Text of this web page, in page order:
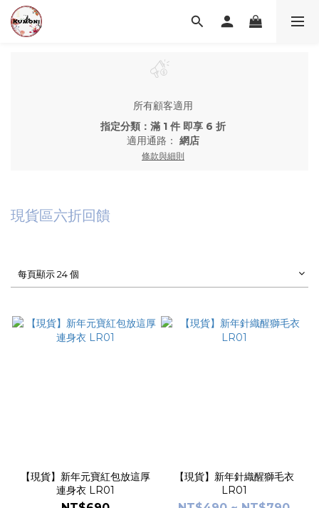
所有顧客適用
指定分類：滿 1 件 即享 6 折
適用通路： 網店
條款與細則
現貨區六折回饋
每頁顯示 24 個
【現貨】新年元寶紅包放這厚
連身衣 LR01
【現貨】新年針織醒獅毛衣
LR01